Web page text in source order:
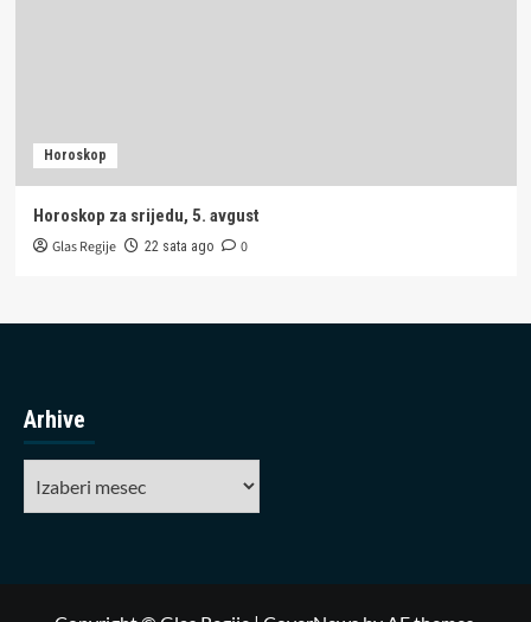
Horoskop
Horoskop za srijedu, 5. avgust
Glas Regije 22 sata ago 0
Arhive